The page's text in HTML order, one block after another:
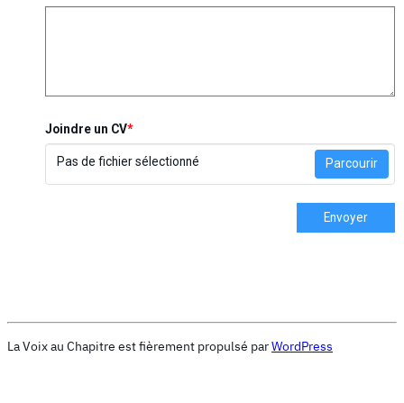
Joindre un CV*
Pas de fichier sélectionné Parcourir
Envoyer
La Voix au Chapitre est fièrement propulsé parWordPress